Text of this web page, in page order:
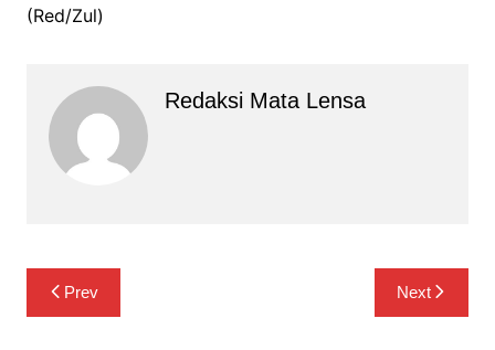
(Red/Zul)
Redaksi Mata Lensa
Navigasi
pos
Prev Next